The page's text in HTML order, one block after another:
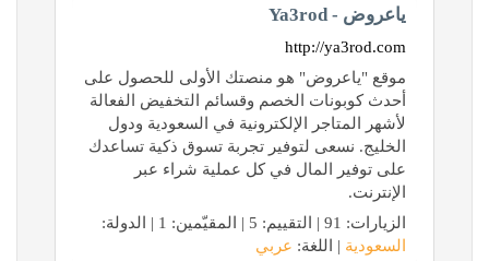
ياعروض - Ya3rod
http://ya3rod.com
موقع "ياعروض" هو منصتك الأولى للحصول على
أحدث كوبونات الخصم وقسائم التخفيض الفعالة
لأشهر المتاجر الإلكترونية في السعودية ودول
الخليج. نسعى لتوفير تجربة تسوق ذكية تساعدك
على توفير المال في كل عملية شراء عبر
الإنترنت.
الزيارات: 91 | التقييم: 5 | المقيّمين: 1 | الدولة:
السعودية | اللغة: عربي